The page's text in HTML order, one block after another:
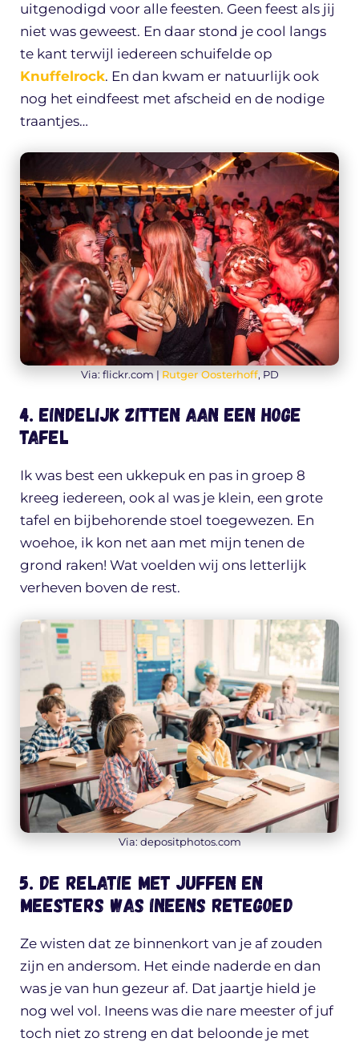
uitgenodigd voor alle feesten. Geen feest als jij
niet was geweest. En daar stond je cool langs
te kant terwijl iedereen schuifelde op
Knuffelrock. En dan kwam er natuurlijk ook
nog het eindfeest met afscheid en de nodige
traantjes…
Via: flickr.com | Rutger Oosterhoff, PD
4. Eindelijk zitten aan een hoge
tafel
Ik was best een ukkepuk en pas in groep 8
kreeg iedereen, ook al was je klein, een grote
tafel en bijbehorende stoel toegewezen. En
woehoe, ik kon net aan met mijn tenen de
grond raken! Wat voelden wij ons letterlijk
verheven boven de rest.
Via: depositphotos.com
5. De relatie met juffen en
meesters was ineens retegoed
Ze wisten dat ze binnenkort van je af zouden
zijn en andersom. Het einde naderde en dan
was je van hun gezeur af. Dat jaartje hield je
nog wel vol. Ineens was die nare meester of juf
toch niet zo streng en dat beloonde je met